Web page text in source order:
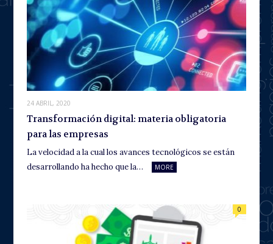
24 ABRIL, 2020
Transformación digital: materia obligatoria
para las empresas
La velocidad a la cual los avances tecnológicos se están
desarrollando ha hecho que la…
MORE
0